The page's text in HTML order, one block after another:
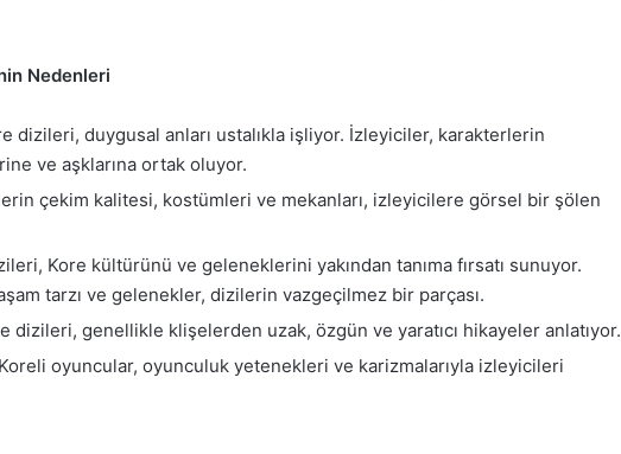
Nedenleri
dizileri, duygusal anları ustalıkla işliyor. İzleyiciler, karakterlerin
ve aşklarına ortak oluyor.
çekim kalitesi, kostümleri ve mekanları, izleyicilere görsel bir şölen
Kore kültürünü ve geleneklerini yakından tanıma fırsatı sunuyor.
tarzı ve gelenekler, dizilerin vazgeçilmez bir parçası.
dizileri, genellikle klişelerden uzak, özgün ve yaratıcı hikayeler anlatıyor.
Koreli oyuncular, oyunculuk yetenekleri ve karizmalarıyla izleyicileri